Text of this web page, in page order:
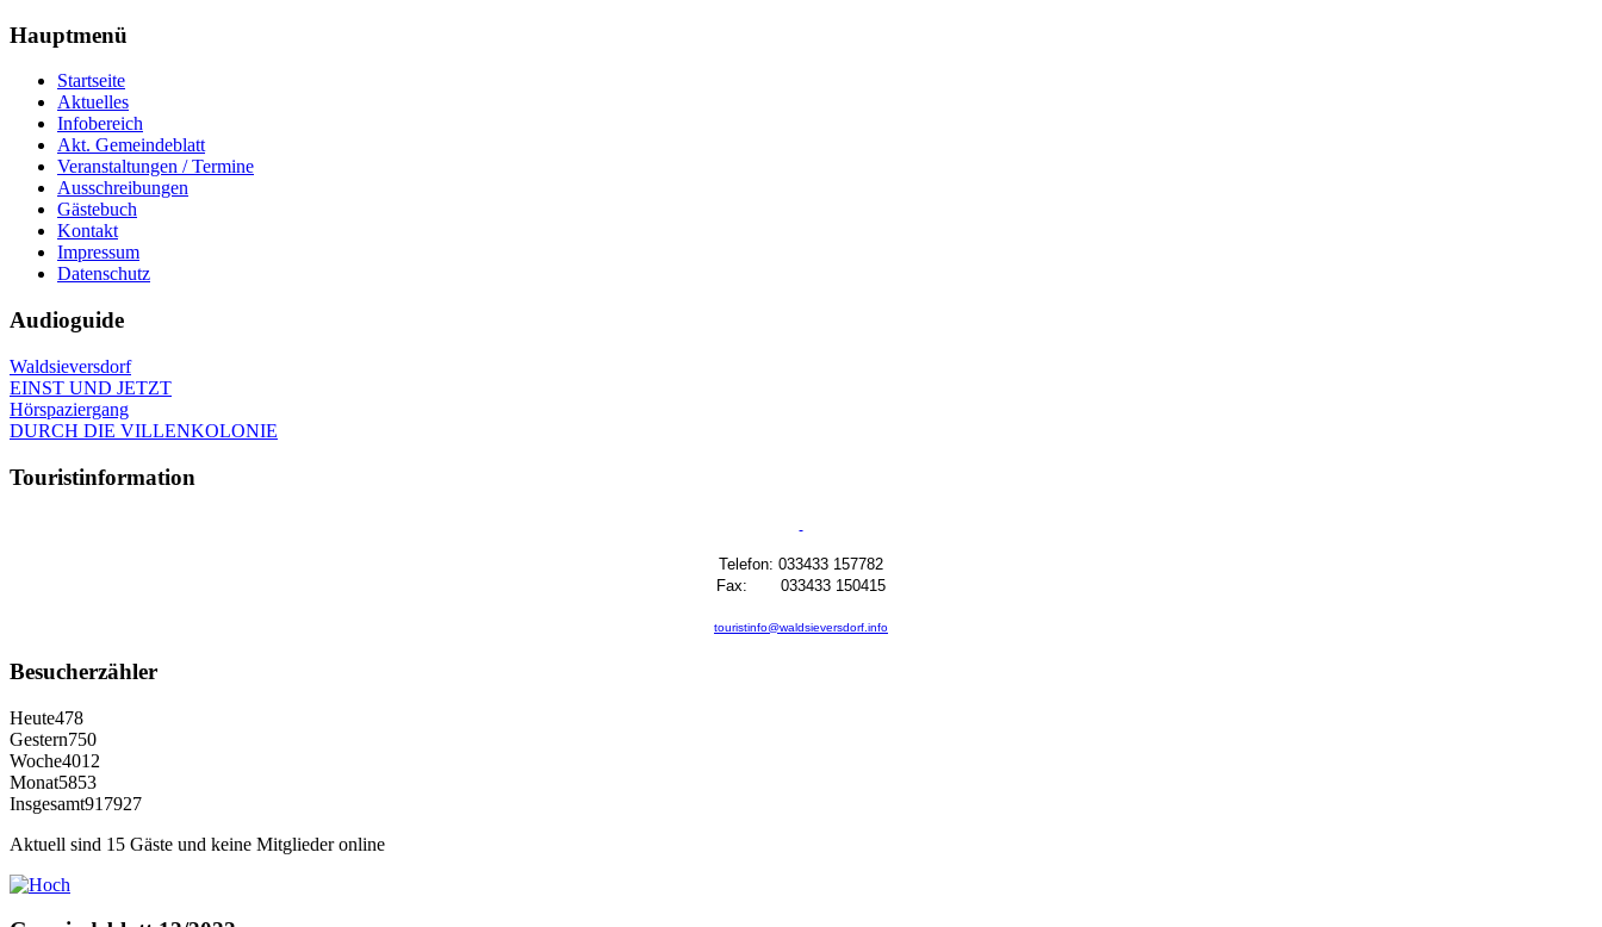
Hauptmenü
Startseite
Aktuelles
Infobereich
Akt. Gemeindeblatt
Veranstaltungen / Termine
Ausschreibungen
Gästebuch
Kontakt
Impressum
Datenschutz
Audioguide
Waldsieversdorf
EINST UND JETZT
Hörspaziergang
DURCH DIE VILLENKOLONIE
Touristinformation
Telefon: 033433 157782
Fax: 033433 150415
touristinfo@waldsieversdorf.info
Besucherzähler
Heute478
Gestern750
Woche4012
Monat5853
Insgesamt917927
Aktuell sind 15 Gäste und keine Mitglieder online